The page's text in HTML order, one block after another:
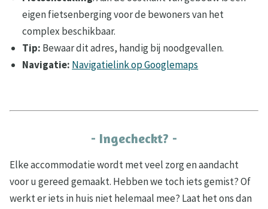
eigen fietsenberging voor de bewoners van het
complex beschikbaar.
Tip: Bewaar dit adres, handig bij noodgevallen.
Navigatie: Navigatielink op Googlemaps
- Ingecheckt? -
Elke accommodatie wordt met veel zorg en aandacht
voor u gereed gemaakt. Hebben we toch iets gemist? Of
werkt er iets in huis niet helemaal mee? Laat het ons dan